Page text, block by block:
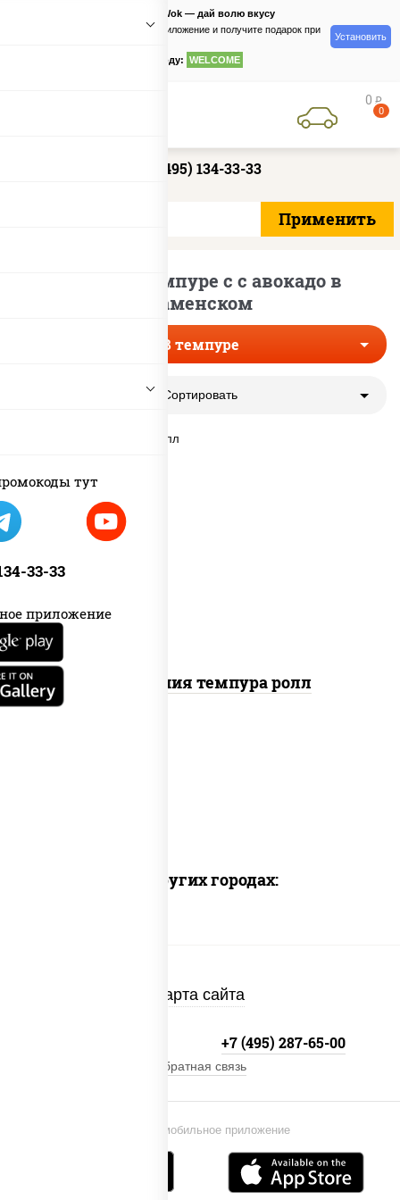
тут
33-33
приложение
PizzaSushiWok — дай волю вкусу
Скачайте приложение и получите подарок при
по промокоду: WELCOME
Установить
0 руб
0
+7 (495) 134-33-33
Роллы в темпуре с с авокадо в
Раменском
В темпуре
Сортировать
рис, нори, икра "масаго", майонез,
Калифорния темпура ролл
Доставка в других городах:
Карта сайта
Установи мобильное приложение
+7 (495) 287-65-00
Обратная связь